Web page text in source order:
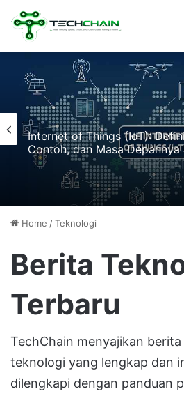
Internet of Things (IoT):
Contoh, dan Masa Depannya
Home /Teknologi
Berita
Terbaru
TechChain menyajikan
teknologi yang lengkap dan
dilengkapi dengan panduan